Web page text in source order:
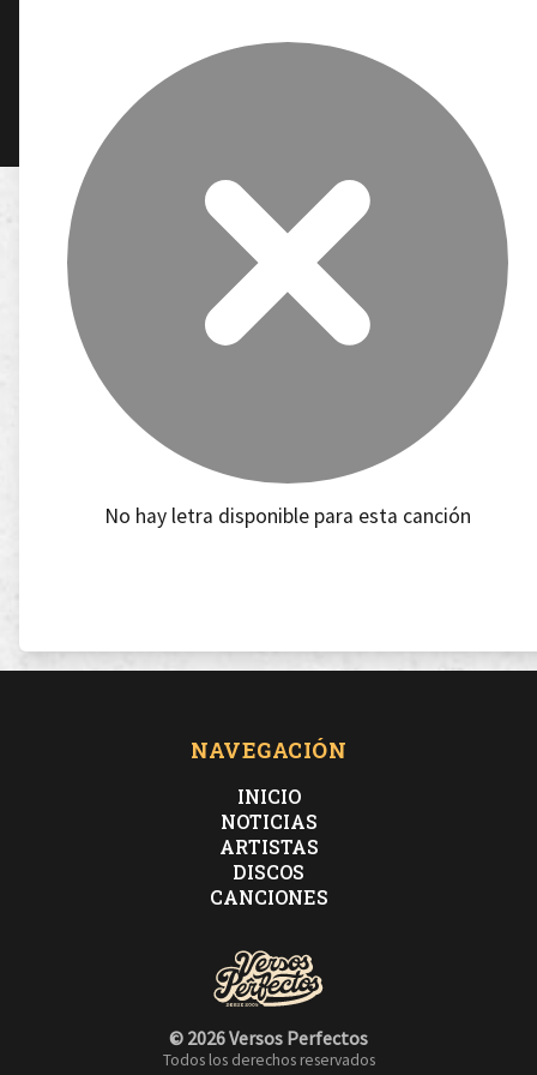
No hay letra disponible para esta canción
NAVEGACIÓN
INICIO
NOTICIAS
ARTISTAS
DISCOS
CANCIONES
© 2026 Versos Perfectos
Todos los derechos reservados